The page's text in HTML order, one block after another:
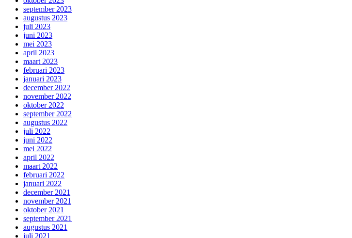
september 2023
augustus 2023
juli 2023
juni 2023
mei 2023
april 2023
maart 2023
februari 2023
januari 2023
december 2022
november 2022
oktober 2022
september 2022
augustus 2022
juli 2022
juni 2022
mei 2022
april 2022
maart 2022
februari 2022
januari 2022
december 2021
november 2021
oktober 2021
september 2021
augustus 2021
juli 2021